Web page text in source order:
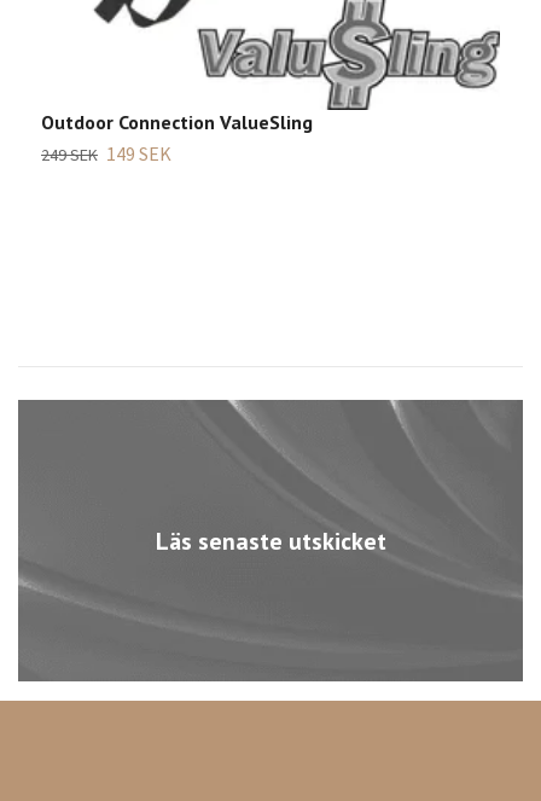
Läs senaste utskicket
Outdoor Connection ValueSling
249 SEK 149 SEK